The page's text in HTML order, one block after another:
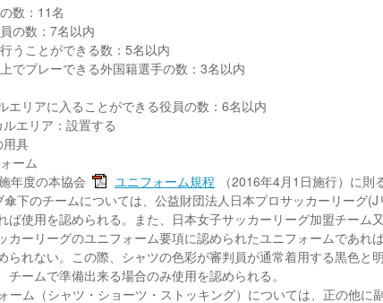
数：11名
の数：7名以内
うことができる数：5名以内
でプレーできる外国籍選手の数：3名以内
エリアに入ることができる役員の数：6名以内
エリア：設置する
用具
ーム
年度の本協会
ユニフォーム規程
（2016年4月1日施行）に則
下のチームについては、公益財団法人日本プロサッカーリーグ
ば使用を認められる。また、日本女子サッカーリーグ加盟チーム
カーリーグのユニフォーム要項に認められたユニフォームであれ
られない。この際、シャツの色彩が審判員が通常着用する黒色と
チームで準備出来る場合のみ使用を認められる。
ーム（シャツ・ショーツ・ストッキング）については、正の他に